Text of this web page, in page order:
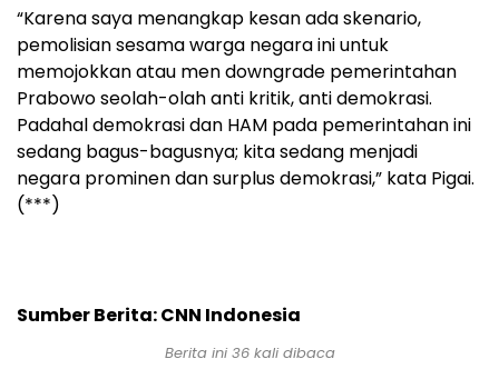
“Karena saya menangkap kesan ada skenario,
pemolisian sesama warga negara ini untuk
memojokkan atau men downgrade pemerintahan
Prabowo seolah-olah anti kritik, anti demokrasi.
Padahal demokrasi dan HAM pada pemerintahan ini
sedang bagus-bagusnya; kita sedang menjadi
negara prominen dan surplus demokrasi,” kata Pigai.
(***)
Sumber Berita: CNN Indonesia
Berita ini 36 kali dibaca